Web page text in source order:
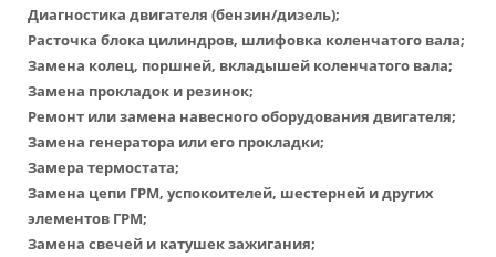
Диагностика двигателя (бензин/дизель);
Расточка блока цилиндров, шлифовка коленчатого вала;
Замена колец, поршней, вкладышей коленчатого вала;
Замена прокладок и резинок;
Ремонт или замена навесного оборудования двигателя;
Замена генератора или его прокладки;
Замера термостата;
Замена цепи ГРМ, успокоителей, шестерней и других
элементов ГРМ;
Замена свечей и катушек зажигания;